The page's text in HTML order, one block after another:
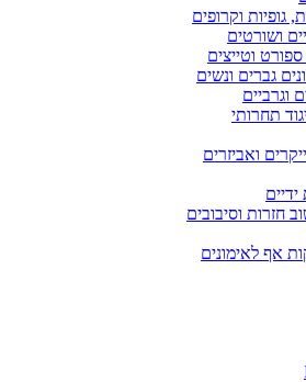
גופיות וקרופים
ושורטים
ספורט וטייצים
גברים ונשים
וגרביים
תחרותי
ואביזרים
חזרות וסיבובים
אף לאימונים